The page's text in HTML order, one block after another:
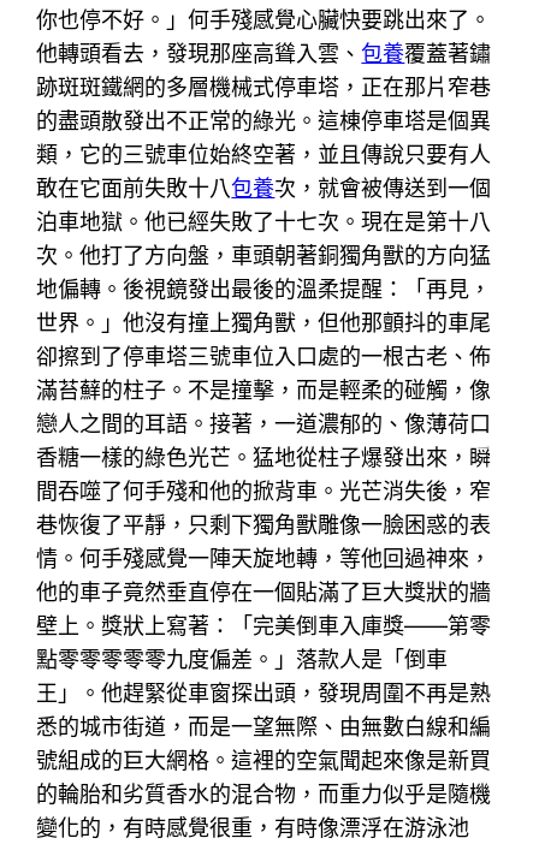
你也停不好。」何手殘感覺心臟快要跳出來了。
他轉頭看去，發現那座高聳入雲、包養覆蓋著鏽
跡斑斑鐵網的多層機械式停車塔，正在那片窄巷
的盡頭散發出不正常的綠光。這棟停車塔是個異
類，它的三號車位始終空著，並且傳說只要有人
敢在它面前失敗十八包養次，就會被傳送到一個
泊車地獄。他已經失敗了十七次。現在是第十八
次。他打了方向盤，車頭朝著銅獨角獸的方向猛
地偏轉。後視鏡發出最後的溫柔提醒：「再見，
世界。」他沒有撞上獨角獸，但他那顫抖的車尾
卻擦到了停車塔三號車位入口處的一根古老、佈
滿苔蘚的柱子。不是撞擊，而是輕柔的碰觸，像
戀人之間的耳語。接著，一道濃郁的、像薄荷口
香糖一樣的綠色光芒。猛地從柱子爆發出來，瞬
間吞噬了何手殘和他的掀背車。光芒消失後，窄
巷恢復了平靜，只剩下獨角獸雕像一臉困惑的表
情。何手殘感覺一陣天旋地轉，等他回過神來，
他的車子竟然垂直停在一個貼滿了巨大獎狀的牆
壁上。獎狀上寫著：「完美倒車入庫獎——第零
點零零零零零九度偏差。」落款人是「倒車
王」。他趕緊從車窗探出頭，發現周圍不再是熟
悉的城市街道，而是一望無際、由無數白線和編
號組成的巨大網格。這裡的空氣聞起來像是新買
的輪胎和劣質香水的混合物，而重力似乎是隨機
變化的，有時感覺很重，有時像漂浮在游泳池